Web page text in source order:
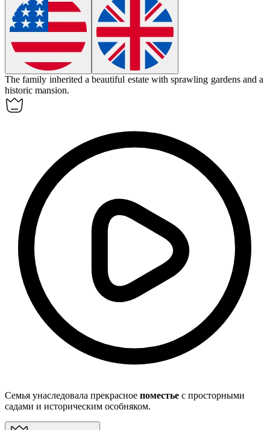
The family inherited a beautiful estate with sprawling gardens and a
historic mansion.
Семья унаследовала прекрасное поместье с просторными
садами и историческим особняком.